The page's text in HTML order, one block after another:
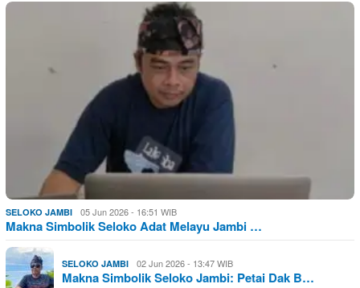
SELOKO JAMBI 05 Jun 2026 - 16:51 WIB
Makna Simbolik Seloko Adat Melayu Jambi …
SELOKO JAMBI 02 Jun 2026 - 13:47 WIB
Makna Simbolik Seloko Jambi: Petai Dak B…